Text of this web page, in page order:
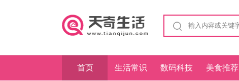
首页 生活常识 数码科技 美食推荐